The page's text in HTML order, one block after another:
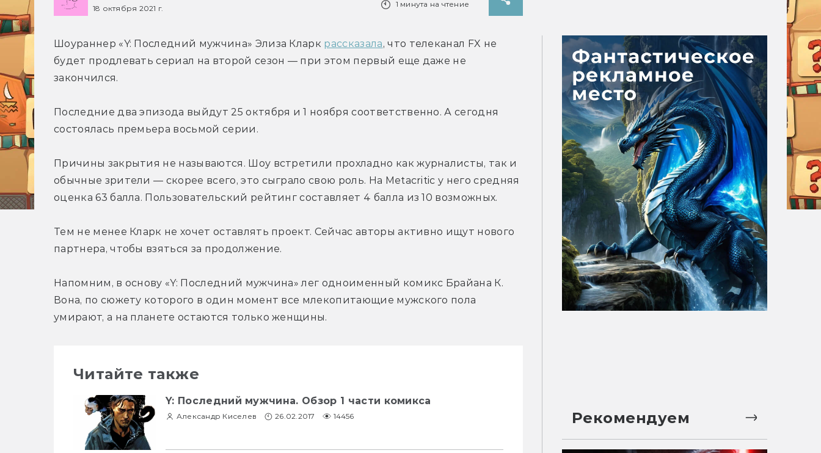
18 октября 2021 г.
1 минута на чтение
Шоураннер «Y: Последний мужчина» Элиза Кларк рассказала, что телеканал FX не
будет продлевать сериал на второй сезон — при этом первый еще даже не
закончился.
Последние два эпизода выйдут 25 октября и 1 ноября соответственно. А сегодня
состоялась премьера восьмой серии.
Причины закрытия не называются. Шоу встретили прохладно как журналисты, так и
обычные зрители — скорее всего, это сыграло свою роль. На Metacritic у него средняя
оценка 63 балла. Пользовательский рейтинг составляет 4 балла из 10 возможных.
Тем не менее Кларк не хочет оставлять проект. Сейчас авторы активно ищут нового
партнера, чтобы взяться за продолжение.
Напомним, в основу «Y: Последний мужчина» лег одноименный комикс Брайана К.
Вона, по сюжету которого в один момент все млекопитающие мужского пола
умирают, а на планете остаются только женщины.
Читайте также
Y: Последний мужчина. Обзор 1 части комикса
Александр Киселев 26.02.2017 14456 Рекомендуем